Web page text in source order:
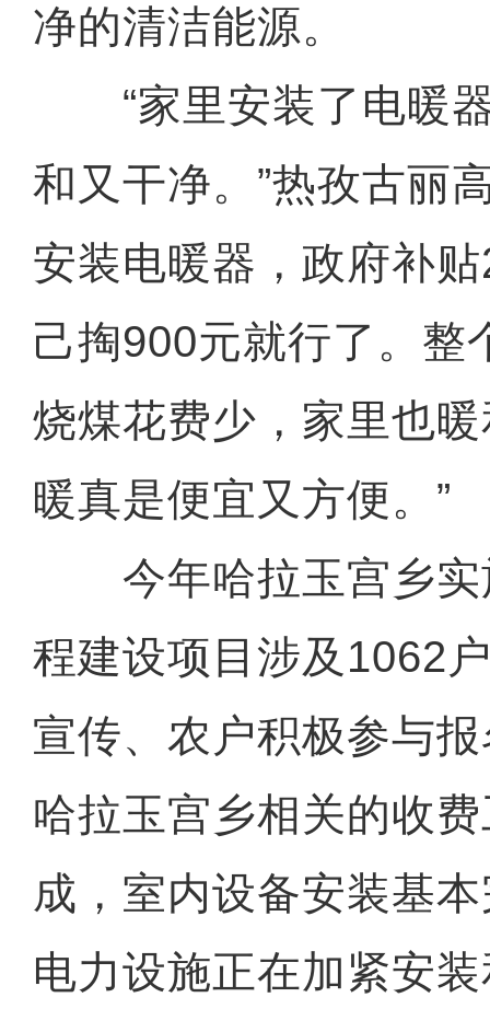
净的清洁能源。
“家里安装了电暖器
和又干净。”热孜古丽
安装电暖器，政府补
己掏900元就行了。整
烧煤花费少，家里也
暖真是便宜又方便。”
今年哈拉玉宫乡实
程建设项目涉及1062
宣传、农户积极参与
哈拉玉宫乡相关的收
成，室内设备安装基
电力设施正在加紧安